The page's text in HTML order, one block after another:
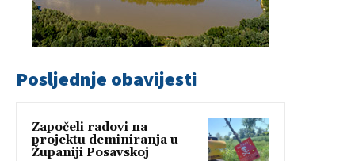
Posljednje obavijesti
Započeli radovi na
projektu deminiranja u
Županiji Posavskoj